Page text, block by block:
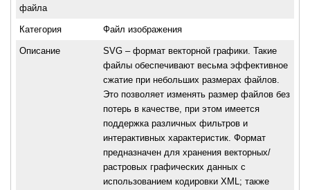
файла
Категория Файл изображения
Описание
SVG – формат векторной графики. Такие
файлы обеспечивают весьма эффективное
сжатие при небольших размерах файлов.
Это позволяет изменять размер файлов без
потерь в качестве, при этом имеется
поддержка различных фильтров и
интерактивных характеристик. Формат
предназначен для хранения векторных/
растровых графических данных с
использованием кодировки XML; также